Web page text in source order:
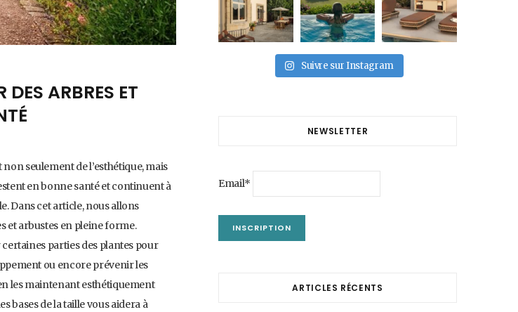
DES ARBRES ET
seulement de l’esthétique, mais
en bonne santé et continuent à
Dans cet article, nous allons
et arbustes en pleine forme.
parties des plantes pour
ou encore prévenir les
les maintenant esthétiquement
bases de la taille vous aidera à
Suivre sur Instagram
NEWSLETTER
Email*
ARTICLES RÉCENTS